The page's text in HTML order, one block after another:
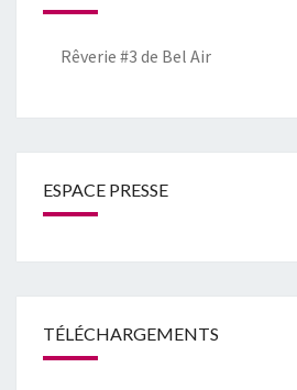
Rêverie #3 de Bel Air
ESPACE PRESSE
TÉLÉCHARGEMENTS